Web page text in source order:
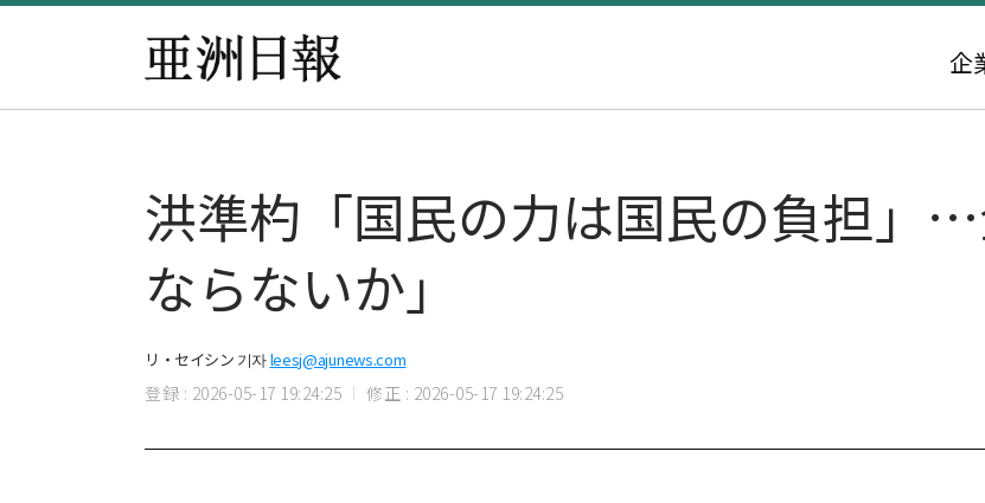
企
洪準杓「国民の力は国民の負担」
ならないか」
リ・セイシン 기자leesj@ajunews.com
登録 : 2026-05-17 19:24:25 修正 : 2026-05-17 19:24:25